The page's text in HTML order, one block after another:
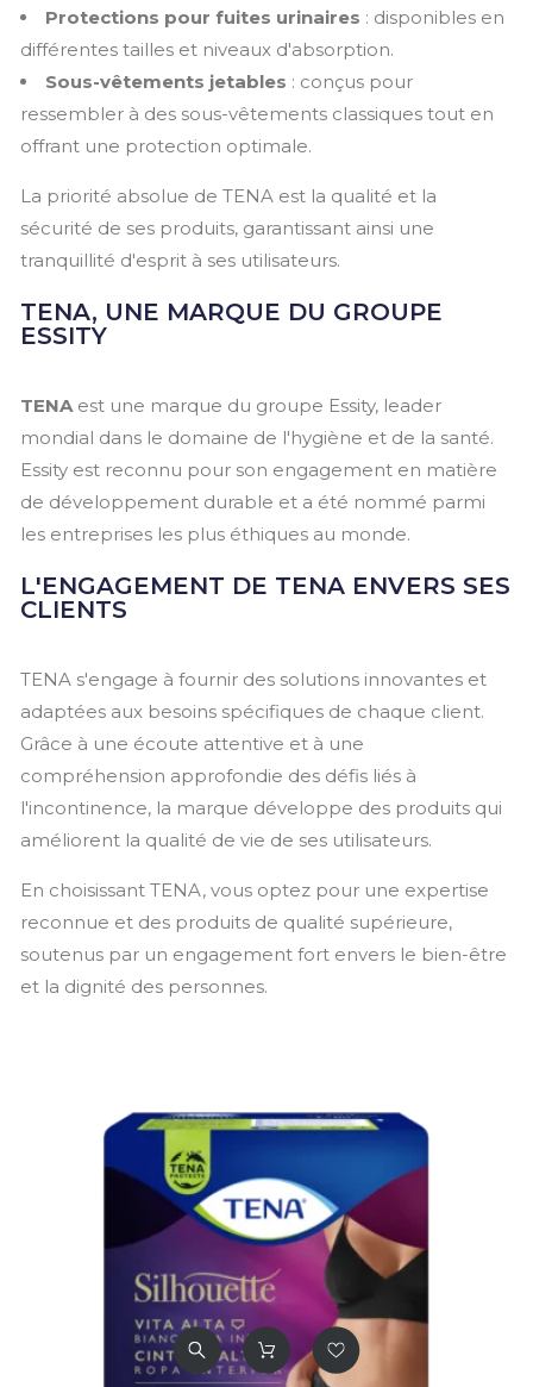
Protections pour fuites urinaires : disponibles en
différentes tailles et niveaux d'absorption.
Sous-vêtements jetables : conçus pour
ressembler à des sous-vêtements classiques tout en
offrant une protection optimale.
La priorité absolue de TENA est la qualité et la
sécurité de ses produits, garantissant ainsi une
tranquillité d'esprit à ses utilisateurs.
TENA, UNE MARQUE DU GROUPE
ESSITY
TENAest une marque du groupe Essity, leader
mondial dans le domaine de l'hygiène et de la santé.
Essity est reconnu pour son engagement en matière
de développement durable et a été nommé parmi
les entreprises les plus éthiques au monde.
L'ENGAGEMENT DE TENA ENVERS SES
CLIENTS
TENA s'engage à fournir des solutions innovantes et
adaptées aux besoins spécifiques de chaque client.
Grâce à une écoute attentive et à une
compréhension approfondie des défis liés à
l'incontinence, la marque développe des produits qui
améliorent la qualité de vie de ses utilisateurs.
En choisissant TENA, vous optez pour une expertise
reconnue et des produits de qualité supérieure,
soutenus par un engagement fort envers le bien-être
et la dignité des personnes.